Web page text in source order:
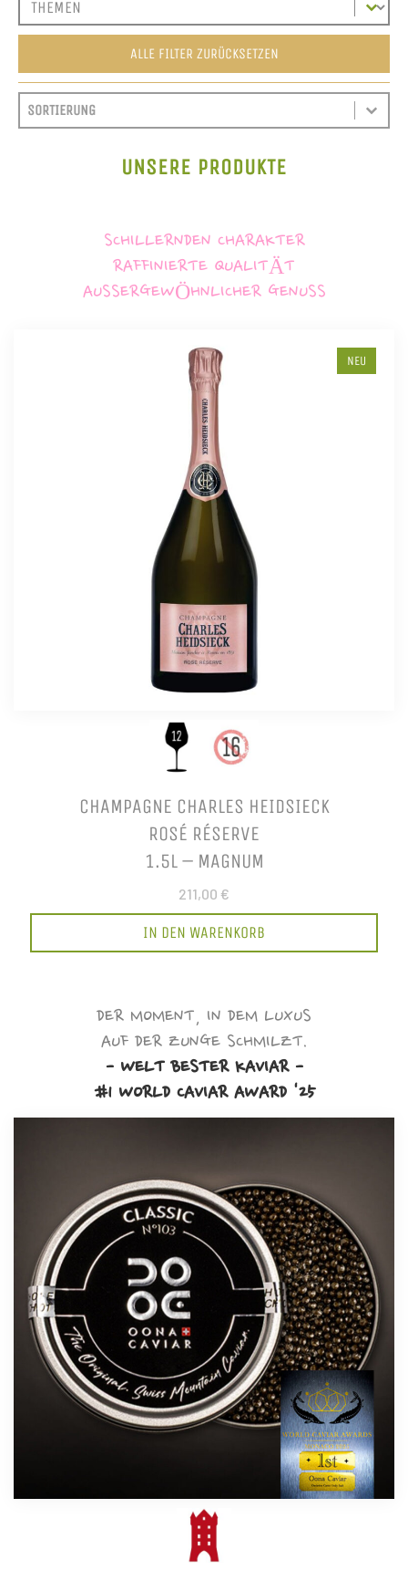
ALLE FILTER ZURÜCKSETZEN
SORTIEREN
SORT CONTENT
SORT CONTENT
UNSERE PRODUKTE
SCHILLERNDEN CHARAKTER
RAFFINIERTE QUALITÄT
AUSSERGEWÖHNLICHER GENUSS
NEU
CHAMPAGNE CHARLES HEIDSIECK
ROSÉ RÉSERVE
1.5L – MAGNUM
211,00 €
IN DEN WARENKORB
DER MOMENT, IN DEM LUXUS
AUF DER ZUNGE SCHMILZT.
- WELT BESTER KAVIAR -
#1 WORLD CAVIAR AWARD '25